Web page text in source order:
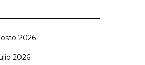
2026
2026